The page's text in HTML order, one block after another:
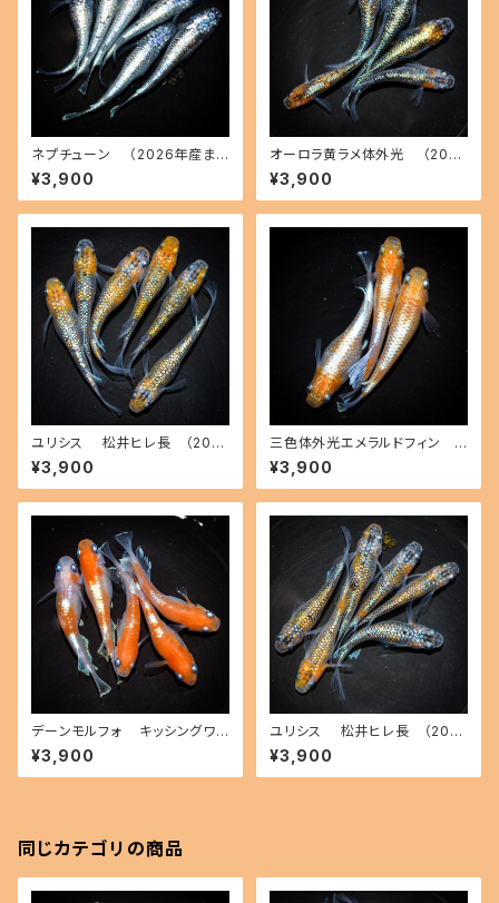
ネプチューン （2026年産ま
れ） オス2 メス4(現物出品) ika
hoff A-0803-51528-a
¥3,900
オーロラ黄ラメ体外光 （2026
年産まれ） オス2 メス3(現物出
品) ikahoff B-0713-51276-
a
¥3,900
ユリシス 松井ヒレ長 （202
6年産まれ） オス2 メス4(現物
出品) ikahoff A-0728-5146
0-a
¥3,900
三色体外光エメラルドフィン
紅白タイプ （2026年産まれ） オ
ス1 メス2(現物出品) ikahoff C
-0726-51431-a
¥3,900
デーンモルフォ キッシングワイ
ドフィン（2026年産まれ） オス2
メス3(現物出品) ikahoff D-0
801-51497-a
¥3,900
ユリシス 松井ヒレ長 （202
6年産まれ） オス3 メス3(現物
出品) ikahoff B-0801-5149
5-a
¥3,900
同じカテゴリの商品